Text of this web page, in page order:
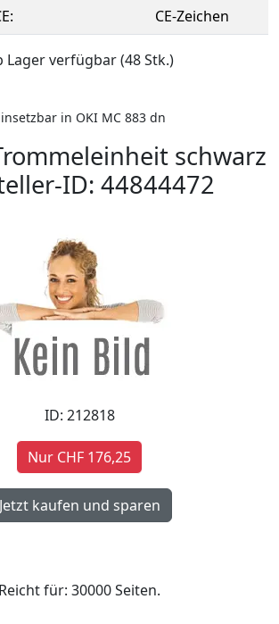
CE-Zeichen
Lager verfügbar (48 Stk.)
in OKI MC 883 dn
schwarz
ID: 44844472
ID: 212818
Nur CHF 176,25
Reicht für: 30000 Seiten.